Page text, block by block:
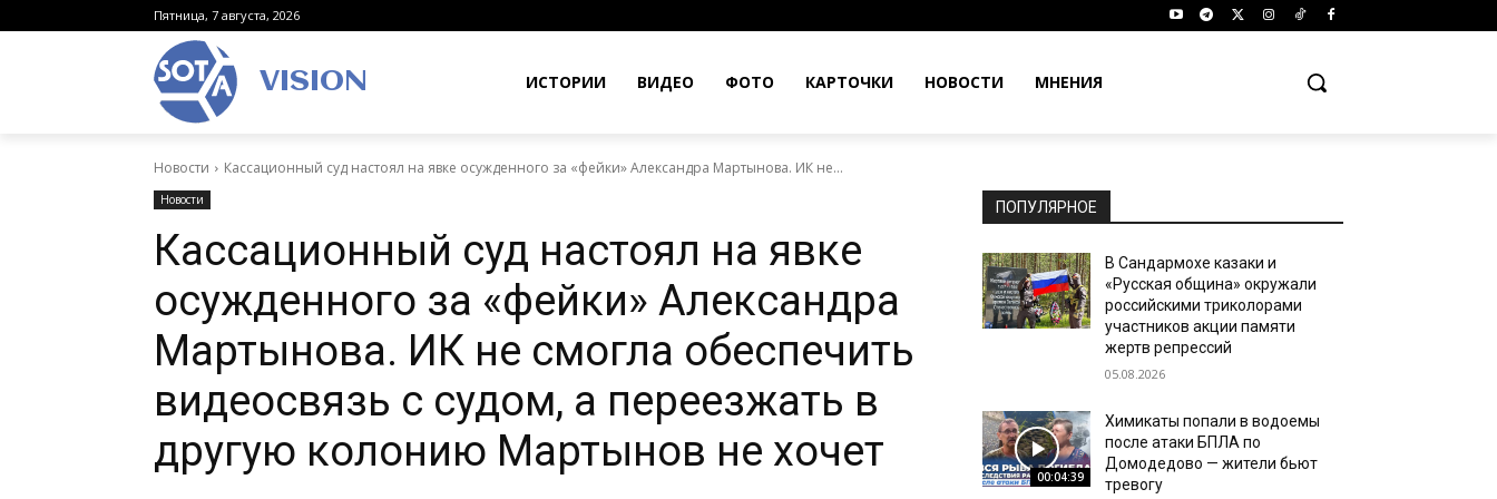
Пятница, 7 августа, 2026
VISION ИСТОРИИ ВИДЕО ФОТО КАРТОЧКИ НОВОСТИ МНЕНИЯ
Новости Кассационный суд настоял на явке осужденного за «фейки» Александра Мартынова. ИК не...
Новости
Кассационный суд настоял на явке
осужденного за «фейки» Александра
Мартынова. ИК не смогла обеспечить
видеосвязь с судом, а переезжать в
другую колонию Мартынов не хочет
ПОПУЛЯРНОЕ
В Сандармохе казаки и
«Русская община» окружали
российскими триколорами
участников акции памяти
жертв репрессий
05.08.2026
00:04:39
Химикаты попали в водоемы
после атаки БПЛА по
Домодедово — жители бьют
тревогу